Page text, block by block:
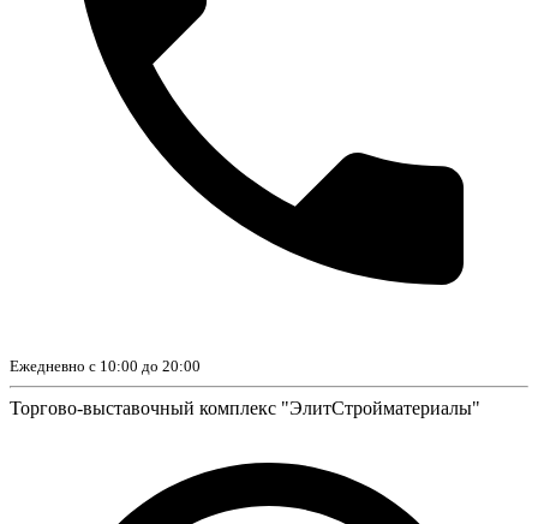
Ежедневно с 10:00 до 20:00
Торгово-выставочный комплекс "ЭлитСтройматериалы"